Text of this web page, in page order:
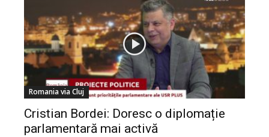
Romania via Cluj
Cristian Bordei: Doresc o diplomație
parlamentară mai activă